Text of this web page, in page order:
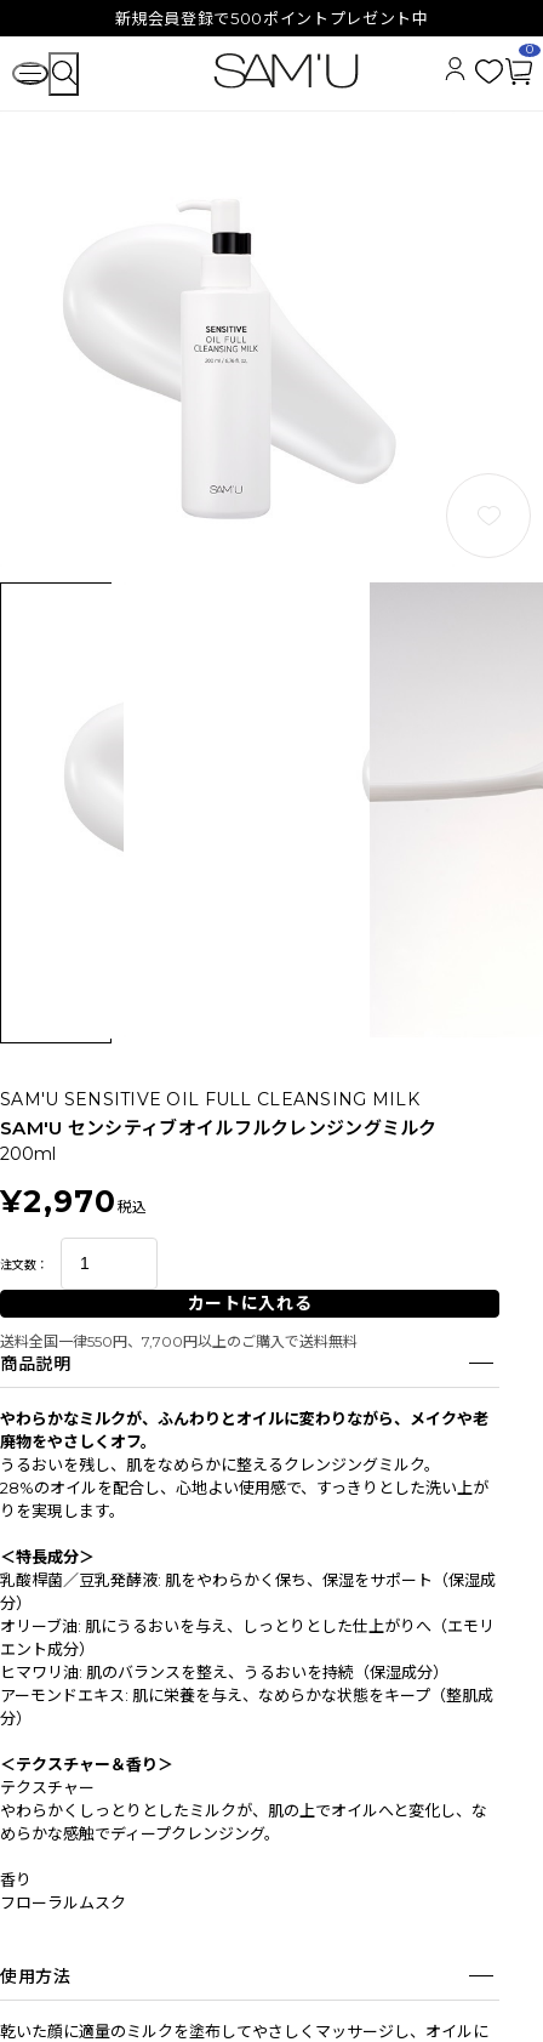
新規会員登録で500ポイントプレゼント中
0
SAM'U SENSITIVE OIL FULL CLEANSING MILK
SAM'U センシティブオイルフルクレンジングミルク
200ml
¥2,970 税込
注文数：
カートに入れる
送料全国一律550円、7,700円以上のご購入で送料無料
商品説明
やわらかなミルクが、ふんわりとオイルに変わりながら、メイクや老
廃物をやさしくオフ。
うるおいを残し、肌をなめらかに整えるクレンジングミルク。
28%のオイルを配合し、心地よい使用感で、すっきりとした洗い上が
りを実現します。
＜特長成分＞
乳酸桿菌／豆乳発酵液: 肌をやわらかく保ち、保湿をサポート（保湿成
分）
オリーブ油: 肌にうるおいを与え、しっとりとした仕上がりへ（エモリ
エント成分）
ヒマワリ油: 肌のバランスを整え、うるおいを持続（保湿成分）
アーモンドエキス: 肌に栄養を与え、なめらかな状態をキープ（整肌成
分）
＜テクスチャー＆香り＞
テクスチャー
やわらかくしっとりとしたミルクが、肌の上でオイルへと変化し、な
めらかな感触でディープクレンジング。
香り
フローラルムスク
使用方法
乾いた顔に適量のミルクを塗布してやさしくマッサージし、オイルに